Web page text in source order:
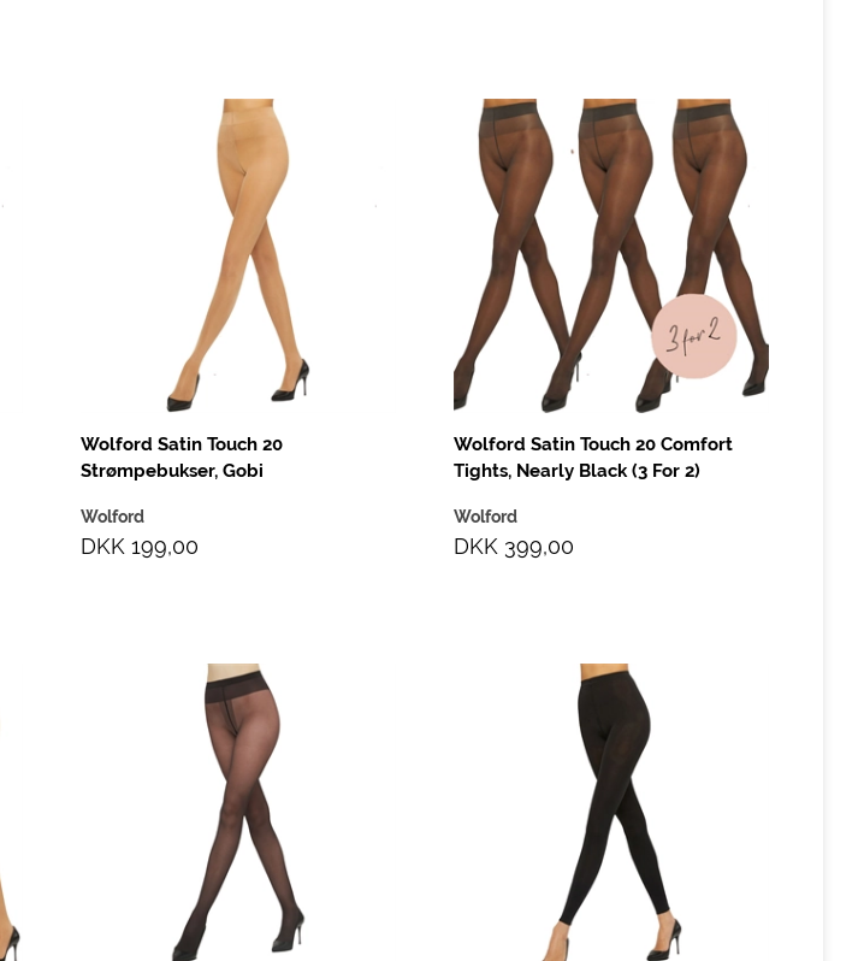
Wolford Satin Touch 20
Strømpebukser, Gobi
Wolford
DKK 199,00
Wolford Satin Touch 20 Comfort
Tights, Nearly Black (3 For 2)
Wolford
DKK 399,00